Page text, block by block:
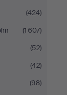
(424)
(1 607)
(52)
(42)
(98)